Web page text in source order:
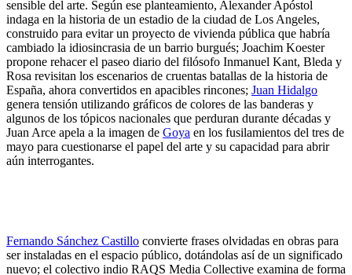
sensible del arte. Según ese planteamiento, Alexander Apóstol
indaga en la historia de un estadio de la ciudad de Los Angeles,
construido para evitar un proyecto de vivienda pública que habría
cambiado la idiosincrasia de un barrio burgués; Joachim Koester
propone rehacer el paseo diario del filósofo Inmanuel Kant, Bleda y
Rosa revisitan los escenarios de cruentas batallas de la historia de
España, ahora convertidos en apacibles rincones; Juan Hidalgo
genera tensión utilizando gráficos de colores de las banderas y
algunos de los tópicos nacionales que perduran durante décadas y
Juan Arce apela a la imagen de Goya en los fusilamientos del tres de
mayo para cuestionarse el papel del arte y su capacidad para abrir
aún interrogantes.
Fernando Sánchez Castillo convierte frases olvidadas en obras para
ser instaladas en el espacio público, dotándolas así de un significado
nuevo; el colectivo indio RAQS Media Collective examina de forma